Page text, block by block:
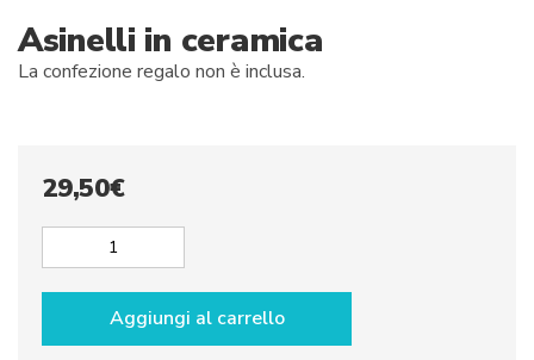
Asinelli in ceramica
La confezione regalo non è inclusa.
29,50€
quantitàAggiungi al carrello